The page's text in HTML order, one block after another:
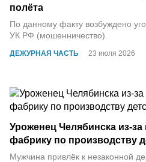
ДЕЖУРНАЯ ЧАСТЬ 23 июля 2026
полёта
По данному факту возбуждено
УК РФ (мошенничество).
Уроженец Челябинска из-
фабрику по производству
Мужчина привлёк к незаконной